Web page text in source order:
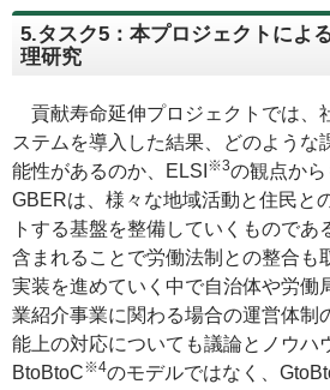
5.タスク5：本プロジェクトによ
理研究
貢献寿命延伸プロジェクトでは、
ステムを導入した結果、どのような
能性があるのか、ELSI ※3の観点から
GBERは、様々な地域活動と住民と
トする基盤を整備していくものであ
含まれることで労働法制との整合も
実装を進めていく中で自治体や労働
業紹介事業に関わる場合の運営体制
能上の対応についても議論とノウハ
BtoBtoC※4のモデルではなく、